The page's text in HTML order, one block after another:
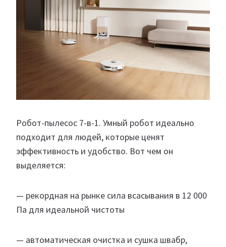
Робот-пылесос 7-в-1. Умный робот идеально
подходит для людей, которые ценят
эффективность и удобство. Вот чем он
выделяется:
— рекордная на рынке сила всасывания в 12 000
Па для идеальной чистоты
— автоматическая очистка и сушка швабр,